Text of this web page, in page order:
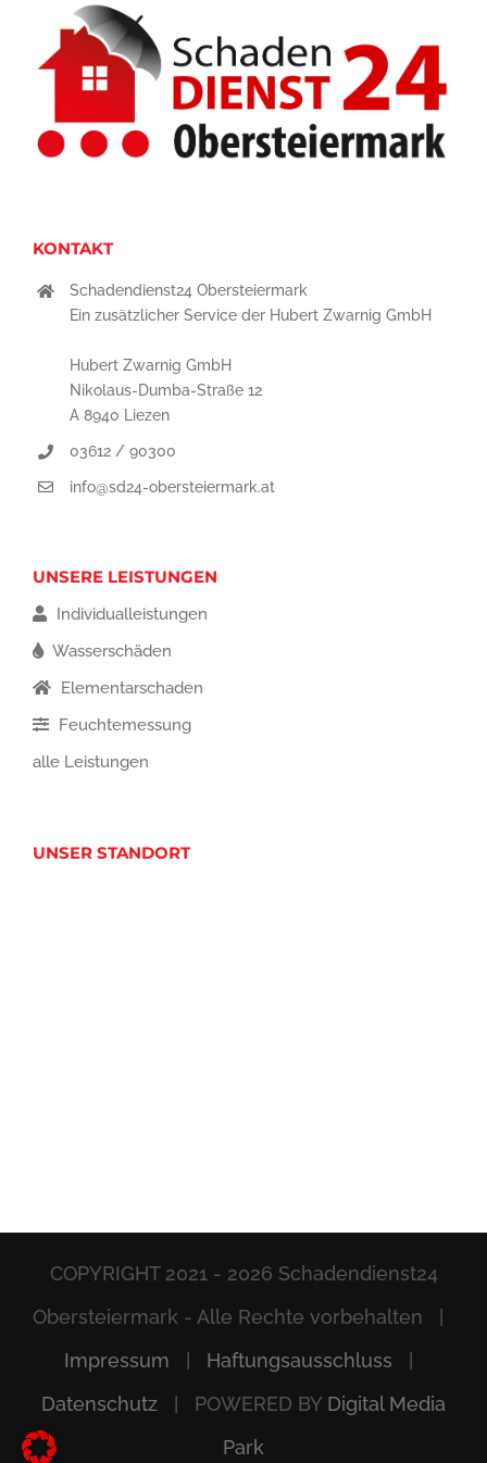
KONTAKT
Schadendienst24 Obersteiermark
Ein zusätzlicher Service der Hubert Zwarnig GmbH
Hubert Zwarnig GmbH
Nikolaus-Dumba-Straße 12
A 8940 Liezen
03612 / 90300
info@sd24-obersteiermark.at
UNSERE LEISTUNGEN
Individualleistungen
Wasserschäden
Elementarschaden
Feuchtemessung
alle Leistungen
UNSER STANDORT
COPYRIGHT 2021 - 2026 Schadendienst24
Obersteiermark - Alle Rechte vorbehalten |
Impressum
Haftungsausschluss
Datenschutz | POWERED BY Digital Media
Park